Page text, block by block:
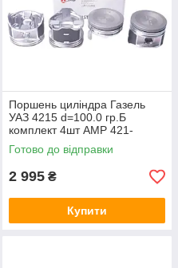
Поршень циліндра Газель
УАЗ 4215 d=100.0 гр.Б
комплект 4шт AMP 421-
1004015
Готово до відправки
2 995 ₴
Купити